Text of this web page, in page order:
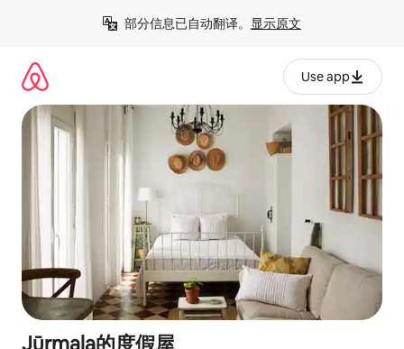
部分信息已自动翻译。 显示原文
Use app